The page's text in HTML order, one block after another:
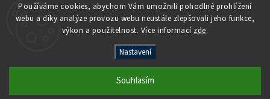
Používáme cookies, abychom Vám umožnili pohodlné prohlížení
webu a díky analýze provozu webu neustále zlepšovali jeho funkce,
výkon a použitelnost. Více informací zde.
Nastavení
Souhlasím
APER e-shop. Všechna práva vyhrazena.